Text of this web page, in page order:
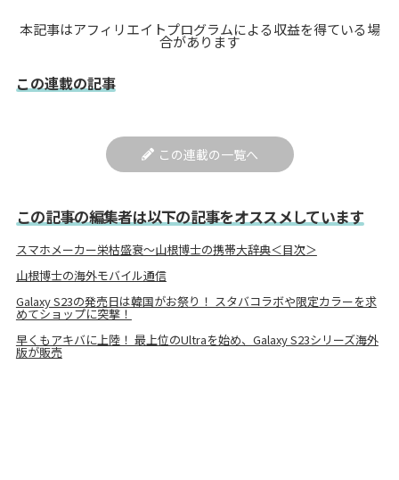
本記事はアフィリエイトプログラムによる収益を得ている場
合があります
この連載の記事
この連載の一覧へ
この記事の編集者は以下の記事をオススメしています
スマホメーカー栄枯盛衰～山根博士の携帯大辞典＜目次＞
山根博士の海外モバイル通信
Galaxy S23の発売日は韓国がお祭り！ スタバコラボや限定カラーを求
めてショップに突撃！
早くもアキバに上陸！ 最上位のUltraを始め、Galaxy S23シリーズ海外
版が販売